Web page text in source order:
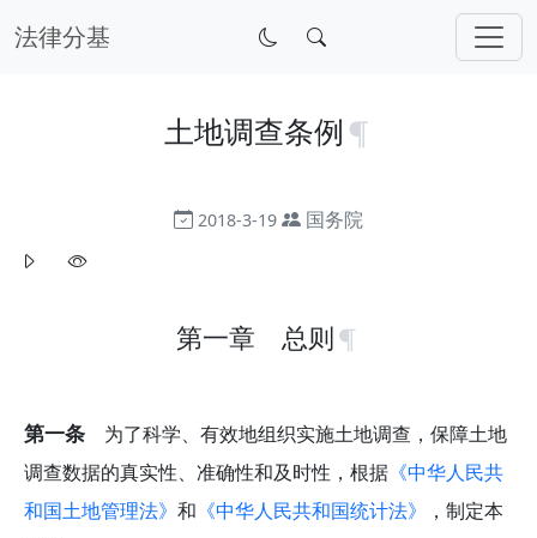
法律分基
土地调查条例
2018-3-19 国务院
第一章 总则
第一条 为了科学、有效地组织实施土地调查，保障土地
调查数据的真实性、准确性和及时性，根据 《中华人民共
和国土地管理法》 和 《中华人民共和国统计法》
，制定本